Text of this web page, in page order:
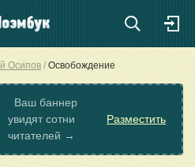
Осипов Освобождение
Ваш баннер
увидят сотни
читателей →
Разместить